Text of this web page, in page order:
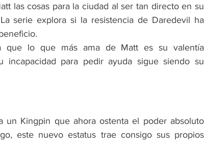
las cosas para la ciudad al ser tan directo en su
serie explora si la resistencia de Daredevil ha
que lo que más ama de Matt es su valentía
incapacidad para pedir ayuda sigue siendo su
un Kingpin que ahora ostenta el poder absoluto
este nuevo estatus trae consigo sus propios